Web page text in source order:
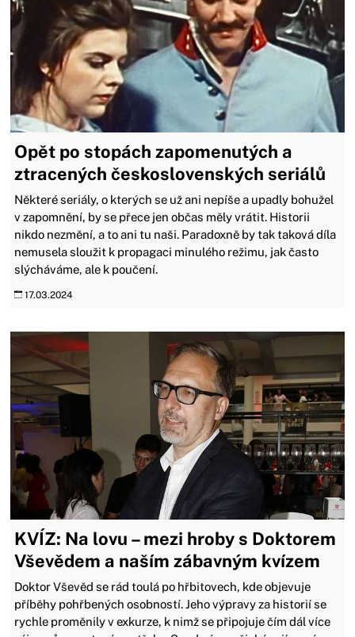
Opět po stopách zapomenutých a
ztracených československých seriálů
Některé seriály, o kterých se už ani nepíše a upadly bohužel
v zapomnění, by se přece jen občas měly vrátit. Historii
nikdo nezmění, a to ani tu naši. Paradoxně by tak taková díla
nemusela sloužit k propagaci minulého režimu, jak často
slýcháváme, ale k poučení.
17.03.2024
KVÍZ: Na lovu – mezi hroby s Doktorem
Vševědem a naším zábavným kvízem
Doktor Vševěd se rád toulá po hřbitovech, kde objevuje
příběhy pohřbených osobností. Jeho výpravy za historií se
rychle proměnily v exkurze, k nimž se připojuje čím dál více